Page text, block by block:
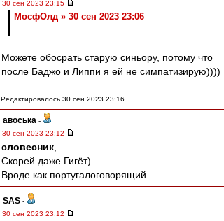
30 сен 2023 23:15
МосфОлд » 30 сен 2023 23:06
Можете обосрать старую синьору, потому что
после Баджо и Липпи я ей не симпатизирую))))
Редактировалось 30 сен 2023 23:16
авоська -
30 сен 2023 23:12
словесник
Скорей даже Гигёт)
Вроде как португалоговорящий.
SAS -
30 сен 2023 23:12